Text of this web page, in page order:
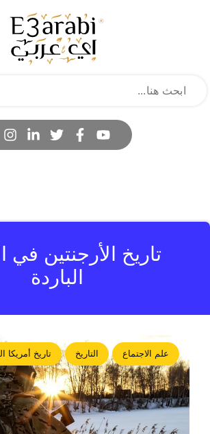
تاريخ الأرجنتين
الباردة
علم الاجتماع التاريخ تاريخ أمريكا